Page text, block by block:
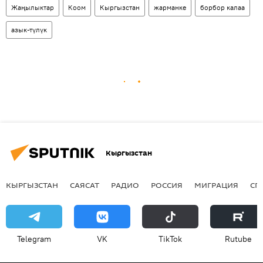
Жаңылыктар Коом Кыргызстан жарманке борбор калаа
азык-түлүк
Кыргызстан
КЫРГЫЗСТАН САЯСАТ РАДИО РОССИЯ МИГРАЦИЯ
Telegram VK ТikТоk Rutube